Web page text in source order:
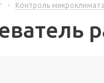
- Контроль микроклимата